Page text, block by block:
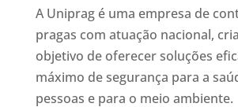
A Uniprag é uma empresa de
pragas com atuação nacional,
objetivo de oferecer soluções
máximo de segurança para a
pessoas e para o meio ambiente.